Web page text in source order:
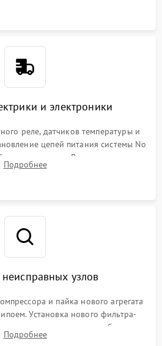
и электроники
реле, датчиков температуры и
цепей питания системы No
и вентилятор. Ремонт или замена
при сбоях алгоритмов.
Подробнее
узлов
и пайка нового агрегата
Установка нового фильтра-
вентиляторов обдува,
поврежденных дверных петель.
Подробнее